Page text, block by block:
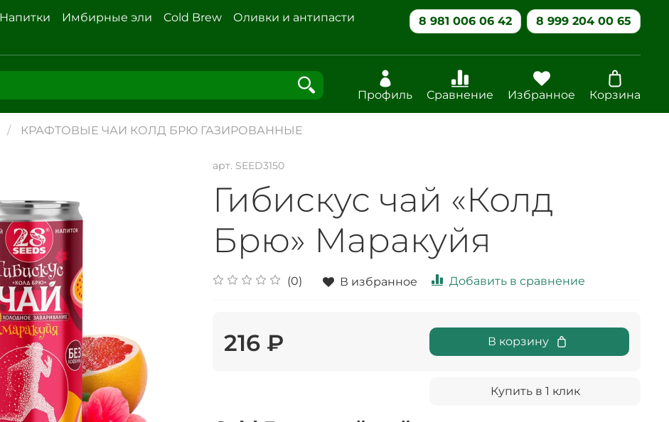
Напитки Имбирные эли Cold Brew
Оливки и антипасти
8 981 006 06 42 8 999 204 00 65
Профиль Сравнение Избранное Корзина
КРАФТОВЫЕ ЧАИ КОЛД БРЮ ГАЗИРОВАННЫЕ
арт. SEED3150
Гибискус чай «Колд
Брю» Маракуйя
(0) В избранное Добавить в сравнение
216 ₽ В корзину
Купить в 1 клик